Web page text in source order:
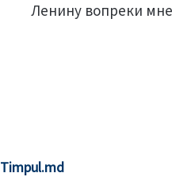
Ленину вопреки
Timpul.md